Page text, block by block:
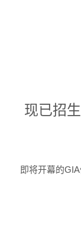
现已招
即将开幕的